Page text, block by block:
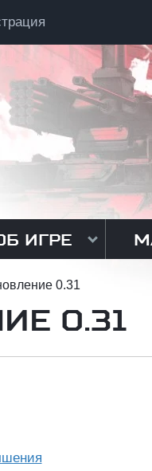
ИГРЕ
0.31
0.31